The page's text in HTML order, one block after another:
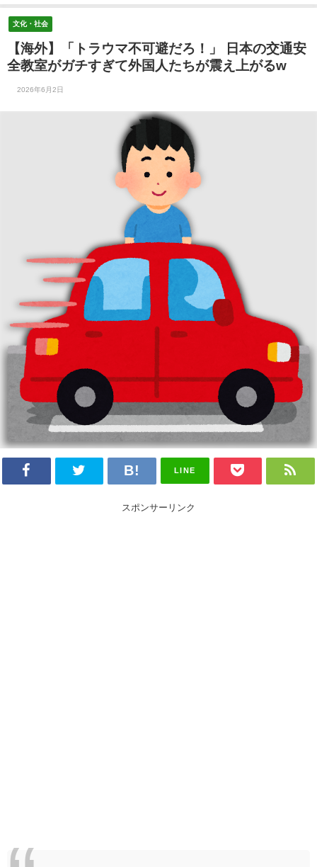
文化・社会
【海外】「トラウマ不可避だろ！」 日本の交通安
全教室がガチすぎて外国人たちが震え上がるw
2026年6月2日
LINE
スポンサーリンク